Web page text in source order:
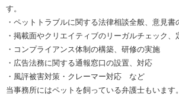
す。
・ペットトラブルに関する法律相談全般、意見書
・掲載面やクリエイティブのリーガルチェック、
・コンプライアンス体制の構築、研修の実施
・広告法務に関する通報窓口の設置、対応
・風評被害対策・クレーマー対応 など
当事務所にはペットを飼っている弁護士もいます。